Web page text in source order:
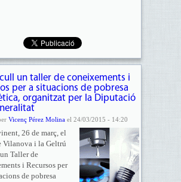
un taller de coneixements i
per a situacions de pobresa
organitzat per la Diputació
Vicenç Pérez Molinael 24/03/2015 - 14:20
26 de març, el
Vilanova i la Geltrú
Taller de
i Recursos per
de pobresa